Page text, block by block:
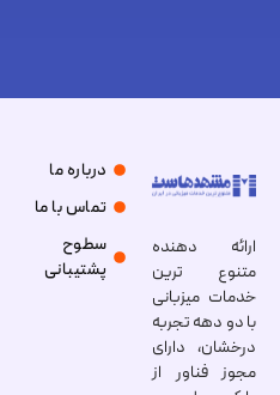
ارائه دهنده
متنوع ترین
خدمات میزبانی
با دو دهه تجربه
درخشان، دارای
مجوز فناور از
درباره ما
تماس با ما
سطوح
پشتیبانی